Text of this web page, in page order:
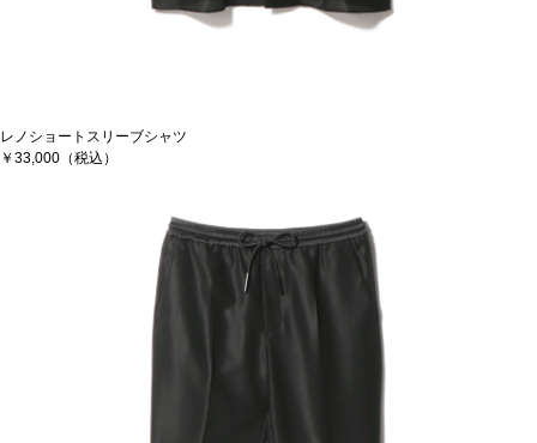
レノショートスリーブシャツ
￥33,000（税込）